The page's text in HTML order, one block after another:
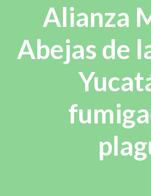
Alianza
Abejas de